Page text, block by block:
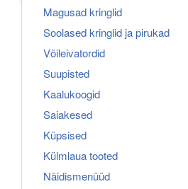
Magusad kringlid
Soolased kringlid ja pirukad
Võileivatordid
Suupisted
Kaalukoogid
Saiakesed
Küpsised
Külmlaua tooted
Näidismenüüd